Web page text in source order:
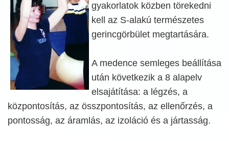
gyakorlatok közben törekedni
kell az S-alakú természetes
gerincgörbület megtartására.
A medence semleges beállítása
után következik a 8 alapelv
elsajátítása: a légzés, a
központosítás, az összpontosítás, az ellenőrzés, a
pontosság, az áramlás, az izoláció és a jártasság.